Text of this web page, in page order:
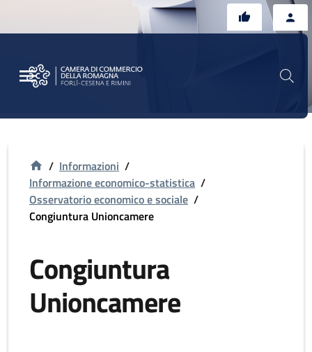
/ Informazioni /
Informazione economico-statistica /
Osservatorio economico e sociale /
Congiuntura Unioncamere
Congiuntura
Unioncamere